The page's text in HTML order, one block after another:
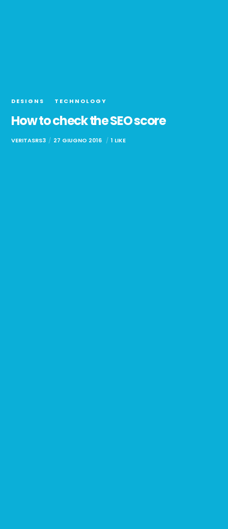
DESIGNS TECHNOLOGY
How to check the SEO score
VERITASRS3 27 GIUGNO 2016 1 LIKE